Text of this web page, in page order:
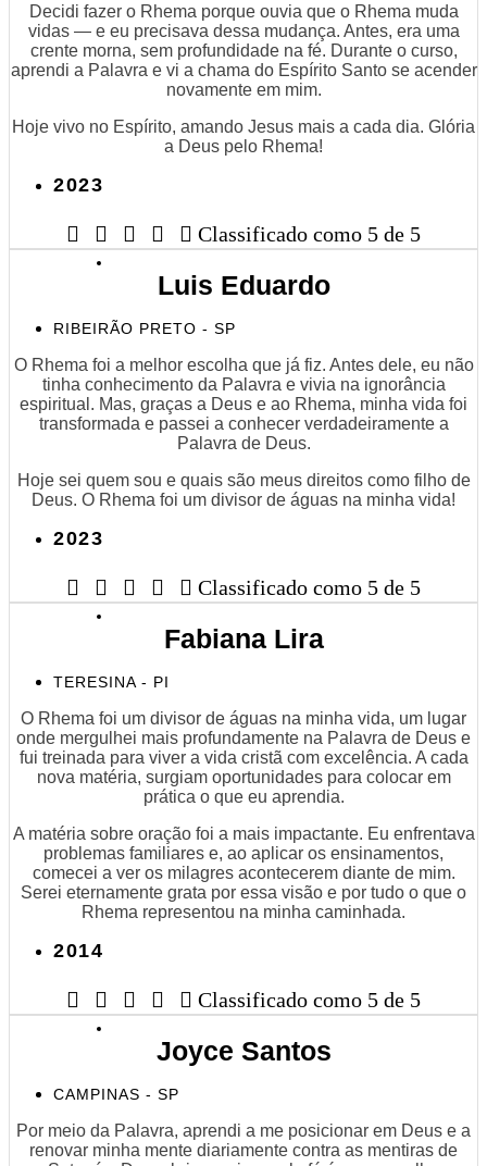
Decidi fazer o Rhema porque ouvia que o Rhema muda
vidas — e eu precisava dessa mudança. Antes, era uma
crente morna, sem profundidade na fé. Durante o curso,
aprendi a Palavra e vi a chama do Espírito Santo se acender
novamente em mim.
Hoje vivo no Espírito, amando Jesus mais a cada dia. Glória
a Deus pelo Rhema!
2023
     Classificado como 5 de 5
Luis Eduardo
RIBEIRÃO PRETO - SP
O Rhema foi a melhor escolha que já fiz. Antes dele, eu não
tinha conhecimento da Palavra e vivia na ignorância
espiritual. Mas, graças a Deus e ao Rhema, minha vida foi
transformada e passei a conhecer verdadeiramente a
Palavra de Deus.
Hoje sei quem sou e quais são meus direitos como filho de
Deus. O Rhema foi um divisor de águas na minha vida!
2023
     Classificado como 5 de 5
Fabiana Lira
TERESINA - PI
O Rhema foi um divisor de águas na minha vida, um lugar
onde mergulhei mais profundamente na Palavra de Deus e
fui treinada para viver a vida cristã com excelência. A cada
nova matéria, surgiam oportunidades para colocar em
prática o que eu aprendia.
A matéria sobre oração foi a mais impactante. Eu enfrentava
problemas familiares e, ao aplicar os ensinamentos,
comecei a ver os milagres acontecerem diante de mim.
Serei eternamente grata por essa visão e por tudo o que o
Rhema representou na minha caminhada.
2014
     Classificado como 5 de 5
Joyce Santos
CAMPINAS - SP
Por meio da Palavra, aprendi a me posicionar em Deus e a
renovar minha mente diariamente contra as mentiras de